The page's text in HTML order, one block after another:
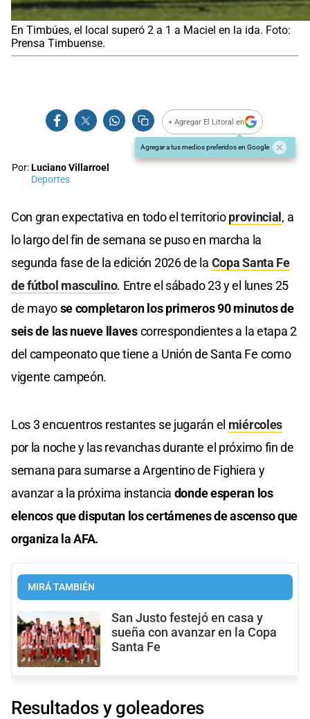
En Timbúes, el local superó 2 a 1 a Maciel en la ida. Foto:
Prensa Timbuense.
+ Agregar El Litoral en
Agregar a tus medios preferidos en Google
Por:Luciano Villarroel
Deportes
Con gran expectativa en todo el territorioprovincial , a
lo largo del fin de semana se puso en marcha la
segunda fase de la edición 2026 de la Copa Santa Fe
de fútbol masculino. Entre el sábado 23 y el lunes 25
de mayose completaron los primeros 90 minutos de
seis de las nueve llavescorrespondientes a la etapa 2
del campeonato que tiene a Unión de Santa Fe como
vigente campeón.
Los 3 encuentros restantes se jugarán el miércoles
por la noche y las revanchas durante el próximo fin de
semana para sumarse a Argentino de Fighiera y
avanzar a la próxima instancia donde esperan los
elencos que disputan los certámenes de ascenso que
organiza la AFA.
MIRÁ TAMBIÉN
San Justo festejó en casa y
sueña con avanzar en la Copa
Santa Fe
Resultados y goleadores